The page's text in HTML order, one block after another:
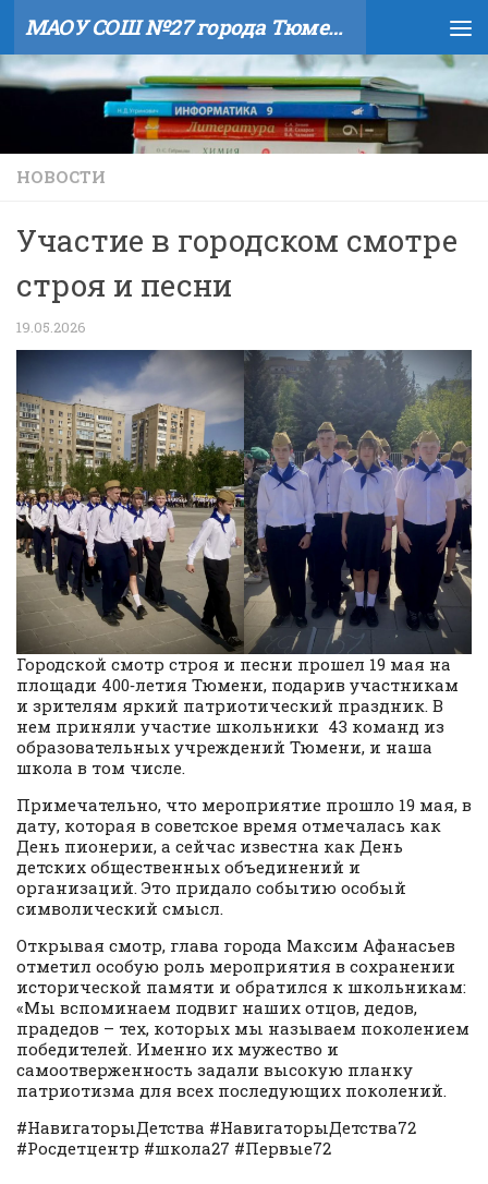
Skip to content МАОУ СОШ №27 города Тюмени
НОВОСТИ
Участие в городском смотре
строя и песни
19.05.2026
Городской смотр строя и песни прошел 19 мая на
площади 400‑летия Тюмени, подарив участникам
и зрителям яркий патриотический праздник. В
нем приняли участие школьники 43 команд из
образовательных учреждений Тюмени, и наша
школа в том числе.
Примечательно, что мероприятие прошло 19 мая, в
дату, которая в советское время отмечалась как
День пионерии, а сейчас известна как День
детских общественных объединений и
организаций. Это придало событию особый
символический смысл.
Открывая смотр, глава города Максим Афанасьев
отметил особую роль мероприятия в сохранении
исторической памяти и обратился к школьникам:
«Мы вспоминаем подвиг наших отцов, дедов,
прадедов – тех, которых мы называем поколением
победителей. Именно их мужество и
самоотверженность задали высокую планку
патриотизма для всех последующих поколений.
#НавигаторыДетства #НавигаторыДетства72
#Росдетцентр #школа27 #Первые72